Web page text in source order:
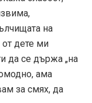
на
от дете ми
да се държа „на
ама
за смях, да